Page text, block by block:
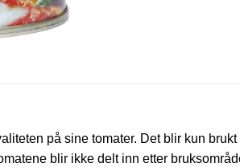
på sine tomater. Det blir kun
blir ikke delt inn etter